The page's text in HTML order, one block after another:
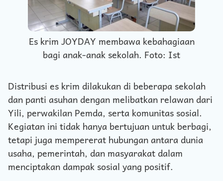
Es krim JOYDAY membawa kebahagiaan
bagi anak-anak sekolah. Foto: Ist
Distribusi es krim dilakukan di beberapa sekolah
dan panti asuhan dengan melibatkan relawan dari
Yili, perwakilan Pemda, serta komunitas sosial.
Kegiatan ini tidak hanya bertujuan untuk berbagi,
tetapi juga mempererat hubungan antara dunia
usaha, pemerintah, dan masyarakat dalam
menciptakan dampak sosial yang positif.